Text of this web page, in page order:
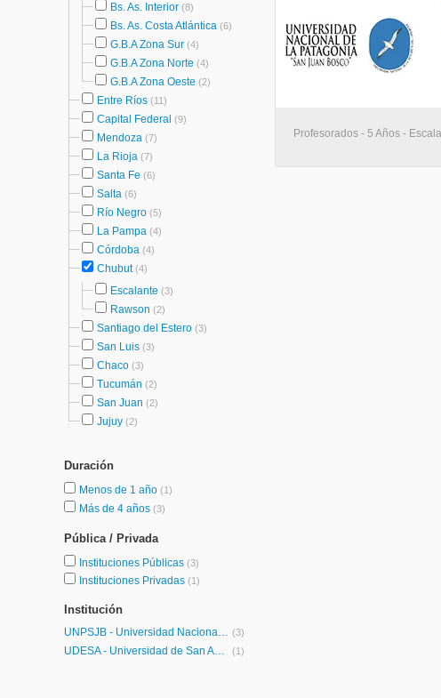
Bs. As. Interior (8)
Bs. As. Costa Atlántica (6)
G.B.A Zona Sur (4)
G.B.A Zona Norte (4)
G.B.A Zona Oeste (2)
Entre Ríos (11)
Capital Federal (9)
Mendoza (7)
La Rioja (7)
Santa Fe (6)
Salta (6)
Río Negro (5)
La Pampa (4)
Córdoba (4)
Chubut(4)
Escalante (3)
Rawson (2)
Santiago del Estero (3)
San Luis (3)
Chaco (3)
Tucumán (2)
San Juan (2)
Jujuy (2)
Duración
Menos de 1 año (1)
Más de 4 años (3)
Pública / Privada
Instituciones Públicas (3)
Instituciones Privadas (1)
Institución
UNPSJB - Universidad Nacional de la Patagonia San Juan Bosco (3)
UDESA - Universidad de San Andrés (1)
Profesorados - 5 Años -